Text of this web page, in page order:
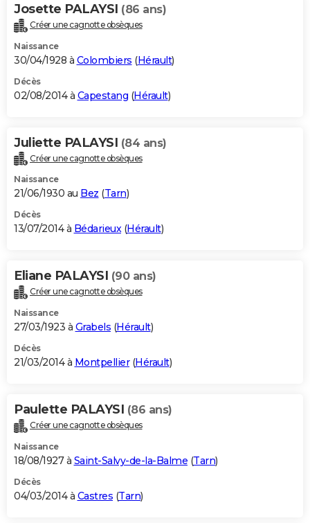
Josette PALAYSI (86 ans)
Créer une cagnotte obsèques
Naissance
30/04/1928 à Colombiers (Hérault)
Décès
02/08/2014 à Capestang (Hérault)
Juliette PALAYSI (84 ans)
Créer une cagnotte obsèques
Naissance
21/06/1930 au Bez (Tarn)
Décès
13/07/2014 à Bédarieux(Hérault)
Eliane PALAYSI (90 ans)
Créer une cagnotte obsèques
Naissance
27/03/1923 à Grabels (Hérault)
Décès
21/03/2014 à Montpellier(Hérault)
Paulette PALAYSI (86 ans)
Créer une cagnotte obsèques
Naissance
18/08/1927 à Saint-Salvy-de-la-Balme (Tarn)
Décès
04/03/2014 à Castres (Tarn)